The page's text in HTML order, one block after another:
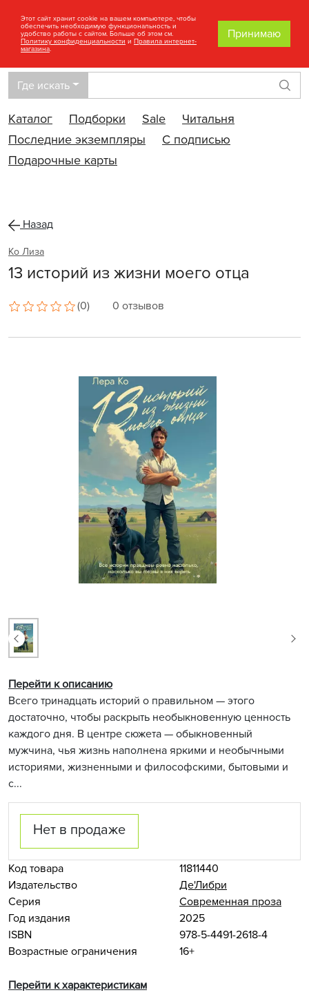
Где искать
Каталог
Подборки Sale
Читальня
Последние экземпляры
С подписью
Подарочные карты
Назад
Ко Лиза
13 историй из жизни моего отца
(0) 0 отзывов
Всего тринадцать историй о правильном — этого
достаточно, чтобы раскрыть необыкновенную ценность
каждого дня. В центре сюжета — обыкновенный
мужчина, чья жизнь наполнена яркими и необычными
историями, жизненными и философскими, бытовыми и
с...
Перейти к описанию
Нет в продаже
Код товара
11811440
Издательство
Де'Либри
Серия
Современная проза
Год издания
2025
ISBN
978-5-4491-2618-4
Возрастные ограничения
16+
Перейти к характеристикам
Этот сайт хранит cookie на вашем компьютере, чтобы
обеспечить необходимую функциональность и
удобство работы с сайтом. Больше об этом см.
Политику конфиденциальности и Правила интернет-
магазина.
Принимаю